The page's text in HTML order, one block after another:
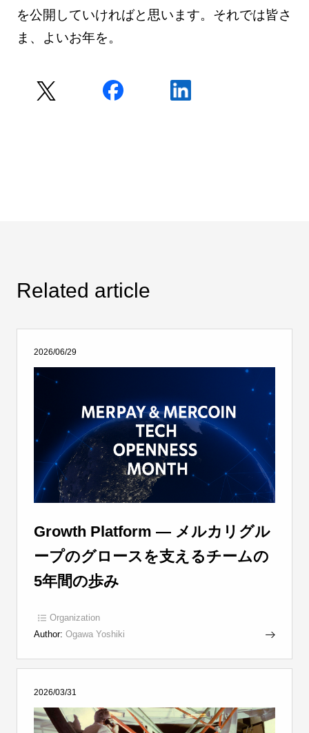
を公開していければと思います。それでは皆さ
ま、よいお年を。
Related article
2026/06/29
Growth Platform ― メルカリグル
ープのグロースを支えるチームの
5年間の歩み
Organization
Author: Ogawa Yoshiki
2026/03/31